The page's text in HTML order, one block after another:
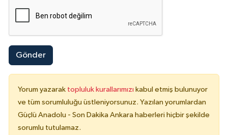
Gönder
Yorum yazarak topluluk kurallarımızı kabul etmiş bulunuyor
ve tüm sorumluluğu üstleniyorsunuz. Yazılan yorumlardan
Güçlü Anadolu - Son Dakika Ankara haberleri hiçbir şekilde
sorumlu tutulamaz.